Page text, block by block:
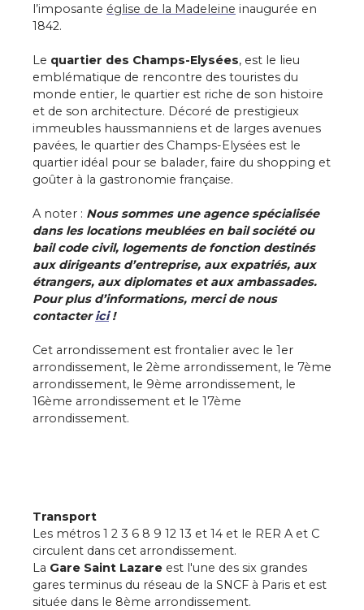
l’imposante église de la Madeleine inaugurée en
1842.
Le quartier des Champs-Elysées, est le lieu
emblématique de rencontre des touristes du
monde entier, le quartier est riche de son histoire
et de son architecture. Décoré de prestigieux
immeubles haussmanniens et de larges avenues
pavées, le quartier des Champs-Elysées est le
quartier idéal pour se balader, faire du shopping et
goûter à la gastronomie française.
A noter : Nous sommes une agence spécialisée
dans les locations meublées en bail société ou
bail code civil, logements de fonction destinés
aux dirigeants d’entreprise, aux expatriés, aux
étrangers, aux diplomates et aux ambassades.
Pour plus d’informations, merci de nous
contacterici!
Cet arrondissement est frontalier avec le 1er
arrondissement, le 2ème arrondissement, le 7ème
arrondissement, le 9ème arrondissement, le
16ème arrondissement et le 17ème
arrondissement.
Transport
Les métros 1 2 3 6 8 9 12 13 et 14 et le RER A et C
circulent dans cet arrondissement.
La Gare Saint Lazare est l'une des six grandes
gares terminus du réseau de la SNCF à Paris et est
située dans le 8ème arrondissement.